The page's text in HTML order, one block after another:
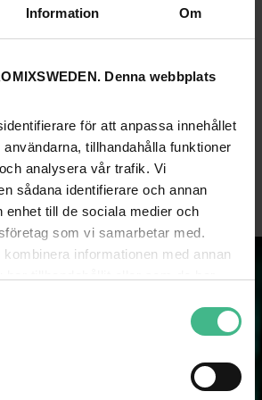
Information Om
Denna webbplats
för att anpassa innehållet
tillhandahålla funktioner
analysera vår trafik. Vi
sådana identifierare och annan
enhet till de sociala medier och
som vi samarbetar med.
informationen med annan
161 kr
GÅ TILL PRODUKT